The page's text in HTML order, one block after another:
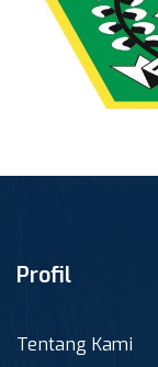
Profil
Tentang Kami